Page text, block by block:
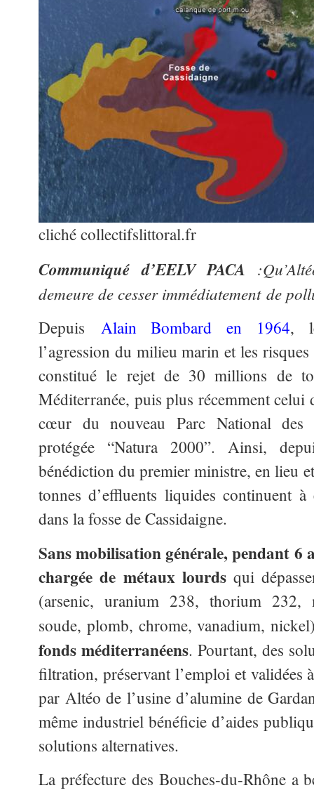
cliché collectifslittoral.fr
Communiqué d’EELV PACA
demeure de cesser immédiatement de
Depuis Alain Bombard en 1964,
l’agression du milieu marin et les
constitué le rejet de 30 millions de
Méditerranée, puis plus récemment celui
cœur du nouveau Parc National des
protégée “Natura 2000”. Ainsi,
bénédiction du premier ministre, en lieu
tonnes d’effluents liquides continuent
dans la fosse de Cassidaigne.
Sans mobilisation générale, pendant 6
chargée de métaux lourds qui
(arsenic, uranium 238, thorium 232,
soude, plomb, chrome, vanadium,
fonds méditerranéens. Pourtant, des
filtration, préservant l’emploi et validées
par Altéo de l’usine d’alumine de
même industriel bénéficie d’aides
solutions alternatives.
La préfecture des Bouches-du-Rhône a